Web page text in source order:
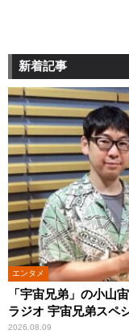
新着記事
エンタメ
「宇宙兄弟」の小山
ラジオ 宇宙兄弟スペ
2026.08.09